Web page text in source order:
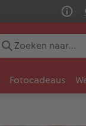
Fotocadeaus